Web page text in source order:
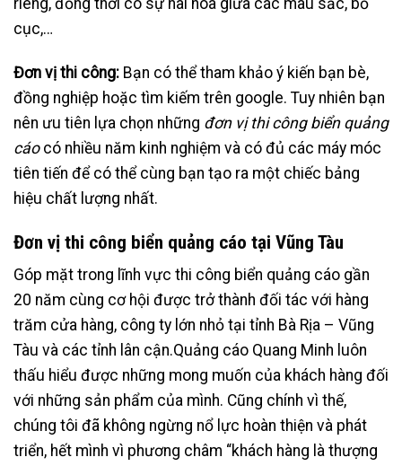
riêng, đồng thời có sự hài hòa giữa các màu sắc, bố
cục,…
Đơn vị thi công: Bạn có thể tham khảo ý kiến bạn bè,
đồng nghiệp hoặc tìm kiếm trên google. Tuy nhiên bạn
nên ưu tiên lựa chọn những đơn vị thi công biển quảng
cáocó nhiều năm kinh nghiệm và có đủ các máy móc
tiên tiến để có thể cùng bạn tạo ra một chiếc bảng
hiệu chất lượng nhất.
Đơn vị thi công biển quảng cáo tại Vũng Tàu
Góp mặt trong lĩnh vực thi công biển quảng cáo gần
20 năm cùng cơ hội được trở thành đối tác với hàng
trăm cửa hàng, công ty lớn nhỏ tại tỉnh Bà Rịa – Vũng
Tàu và các tỉnh lân cận.Quảng cáo Quang Minh luôn
thấu hiểu được những mong muốn của khách hàng đối
với những sản phẩm của mình. Cũng chính vì thế,
chúng tôi đã không ngừng nổ lực hoàn thiện và phát
triển, hết mình vì phương châm “khách hàng là thượng